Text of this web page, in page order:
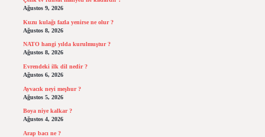
Ağustos 9, 2026
Kuzu kulağı fazla yenirse ne olur ?
Ağustos 8, 2026
NATO hangi yılda kurulmuştur ?
Ağustos 8, 2026
Evrendeki ilk dil nedir ?
Ağustos 6, 2026
Ayvacık neyi meşhur ?
Ağustos 5, 2026
Boya niye kalkar ?
Ağustos 4, 2026
Arap bacı ne ?